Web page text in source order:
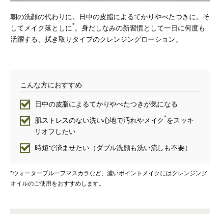
朝の洗顔の代わりに。日中の皮脂によるてかりやべたつきに。そ
してメイク落としに*。身だしなみの新習慣として一日に何度も
活躍する、拭き取りタイプのクレンジングローション。
こんな方におすすめ
日中の皮脂によるてかりやべたつきが気になる
肌ストレスのない洗い心地で汚れやメイク*をスッキ
リオフしたい
時短で済ませたい（ダブル洗顔も洗い流しも不要）
*ウォータープルーフマスカラなど、濃いポイントメイクにはクレンジング
オイルのご使用をおすすめします。